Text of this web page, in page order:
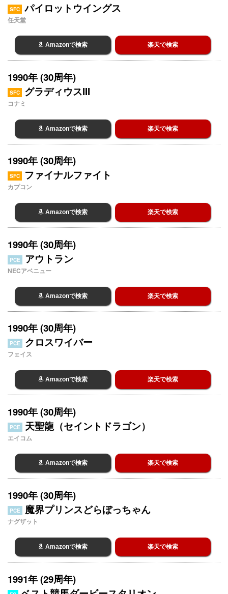
SFC パイロットウイングス
任天堂
Amazonで検索 楽天で検索
1990年 (30周年)
SFC グラディウスIII
コナミ
Amazonで検索 楽天で検索
1990年 (30周年)
SFC ファイナルファイト
カプコン
Amazonで検索 楽天で検索
1990年 (30周年)
PCE アウトラン
NECアベニュー
Amazonで検索 楽天で検索
1990年 (30周年)
PCE クロスワイバー
フェイス
Amazonで検索 楽天で検索
1990年 (30周年)
PCE 天聖龍（セイントドラゴン）
エイコム
Amazonで検索 楽天で検索
1990年 (30周年)
PCE 魔界プリンスどらぼっちゃん
ナグザット
Amazonで検索 楽天で検索
1991年 (29周年)